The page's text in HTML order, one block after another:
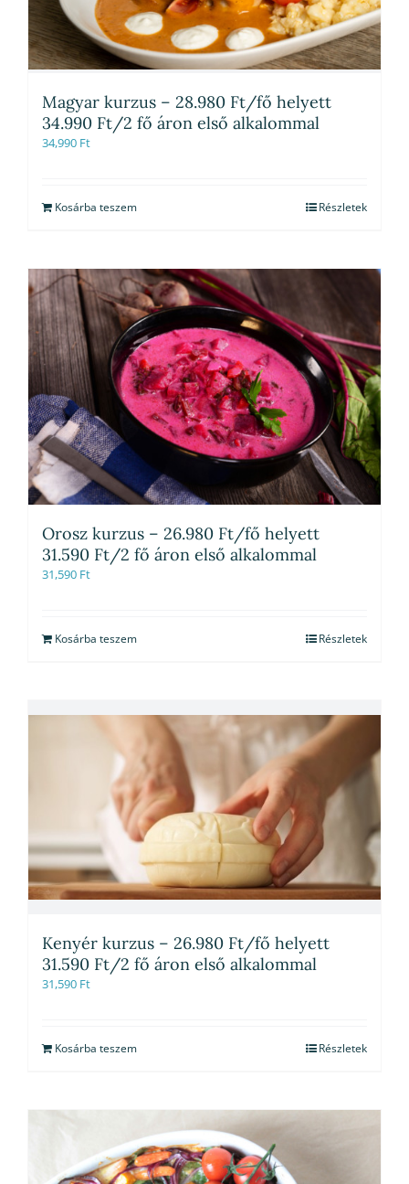
Magyar kurzus – 28.980 Ft/fő helyett
34.990 Ft/2 fő áron első alkalommal
34,990 Ft
Kosárba teszem Részletek
Orosz kurzus – 26.980 Ft/fő helyett
31.590 Ft/2 fő áron első alkalommal
31,590 Ft
Kosárba teszem Részletek
Kenyér kurzus – 26.980 Ft/fő helyett
31.590 Ft/2 fő áron első alkalommal
31,590 Ft
Kosárba teszem Részletek